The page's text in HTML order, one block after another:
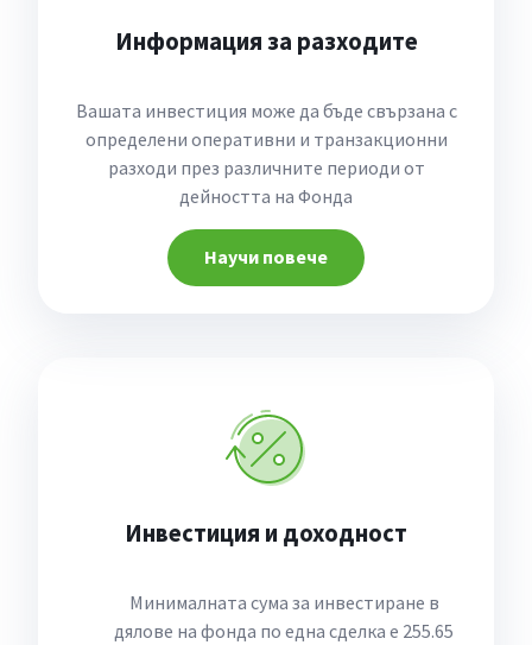
Информация за разходите
Вашата инвестиция може да бъде свързана с
определени оперативни и транзакционни
разходи през различните периоди от
дейността на Фонда
Научи повече
Инвестиция и доходност
Минималната сума за инвестиране в
дялове на фонда по една сделка е 255.65